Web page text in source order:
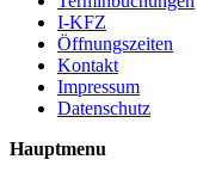
I-KFZ
Öffnungszeiten
Kontakt
Impressum
Datenschutz
Hauptmenu